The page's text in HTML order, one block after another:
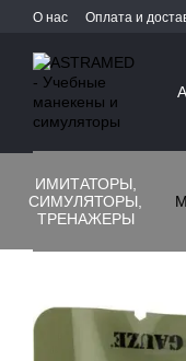
Перейти к основному
О нас Оплата и
ИМИТАТОРЫ,
СИМУЛЯТОРЫ,
ТРЕНАЖЕРЫ